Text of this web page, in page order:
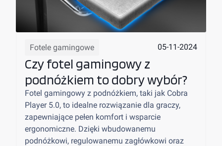
Fotele gamingowe 05-11-2024
Czy fotel gamingowy z
podnóżkiem to dobry wybór?
Fotel gamingowy z podnóżkiem, taki jak Cobra
Player 5.0, to idealne rozwiązanie dla graczy,
zapewniające pełen komfort i wsparcie
ergonomiczne. Dzięki wbudowanemu
podnóżkowi, regulowanemu zagłówkowi oraz